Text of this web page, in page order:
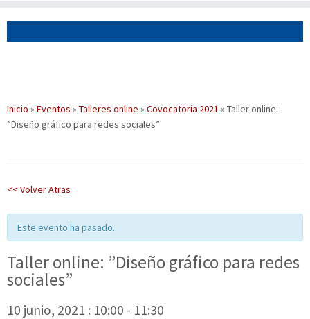
contenido
Inicio » Eventos » Talleres online » Covocatoria 2021 » Taller online:
”Diseño gráfico para redes sociales”
<< Volver Atras
Este evento ha pasado.
Taller online: ”Diseño gráfico para redes
sociales”
10 junio, 2021 : 10:00 - 11:30